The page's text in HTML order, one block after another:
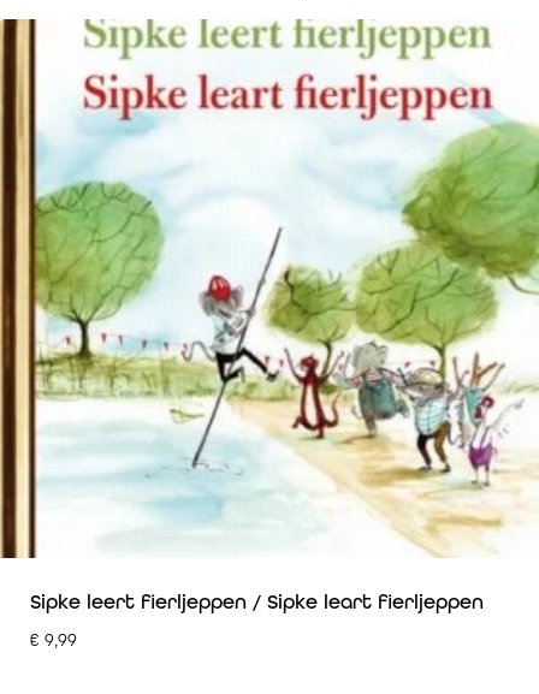
Sipke leert fierljeppen / Sipke leart fierljeppen
€ 9,99